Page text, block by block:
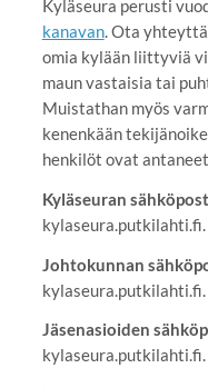
Kyläseura perusti
kanavan. Ota
omia kylään liittyviä
maun vastaisia tai
Muistathan myös
kenenkään
henkilöt ovat
Kyläseuran
kylaseura.putkilahti.fi.
Johtokunnan
kylaseura.putkilahti.fi.
Jäsenasioiden
kylaseura.putkilahti.fi.